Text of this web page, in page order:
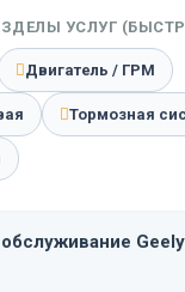
УСЛУГ
Двигатель / ГРМ
Тормозная